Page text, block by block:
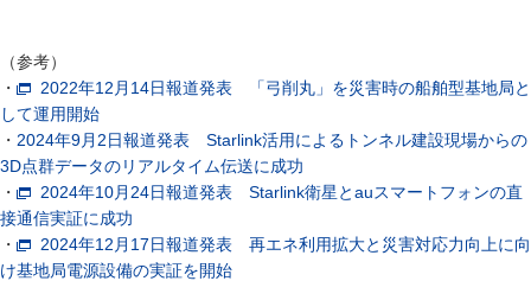
（参考）
・
2022年12月14日報道発表 「弓削丸」を災害時の船舶型基地局と
して運用開始
・ 2024年9月2日報道発表 Starlink活用によるトンネル建設現場からの
3D点群データのリアルタイム伝送に成功
・
2024年10月24日報道発表 Starlink衛星とauスマートフォンの直
接通信実証に成功
・
2024年12月17日報道発表 再エネ利用拡大と災害対応力向上に向
け基地局電源設備の実証を開始